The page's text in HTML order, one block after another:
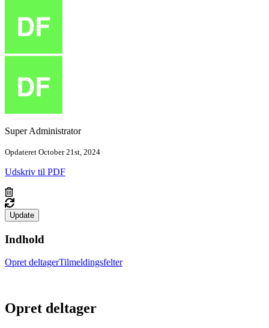
Super Administrator
Opdateret October 21st, 2024
Udskriv til PDF
Update
Indhold
Opret deltagerTilmeldingsfelter
Opret deltager